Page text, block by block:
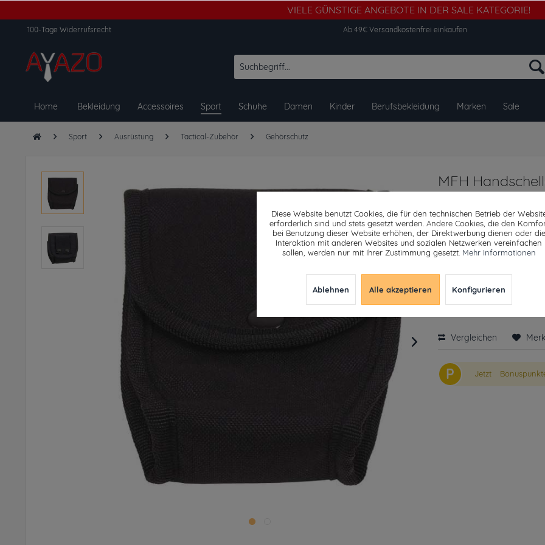
VIELE GÜNSTIGE ANGEBOTE IN DER SALE KATEGORIE!
100-Tage Widerrufsrecht Ab 49€ Versandkostenfrei einkaufen
Home Bekleidung Accessoires Sport Schuhe Damen Kinder Berufsbekleidung Marken Sale
Sport Ausrüstung Tactical-Zubehör Gehörschutz
MFH
Dieser Artikel
inkl. MwSt. ab 49€
Vergleichen
P Jetzt
Diese Website benutzt Cookies, die für den technischen Betrieb der
erforderlich sind und stets gesetzt werden. Andere Cookies, die den
bei Benutzung dieser Website erhöhen, der Direktwerbung dienen oder die
Interaktion mit anderen Websites und sozialen Netzwerken vereinfachen
sollen, werden nur mit Ihrer Zustimmung gesetzt. Mehr Informationen
Ablehnen Alle akzeptieren Konfigurieren